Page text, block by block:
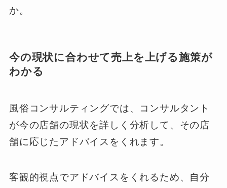
か。
今の現状に合わせて売上を上げる施策が
わかる
風俗コンサルティングでは、コンサルタント
が今の店舗の現状を詳しく分析して、その店
舗に応じたアドバイスをくれます。
客観的視点でアドバイスをくれるため、自分